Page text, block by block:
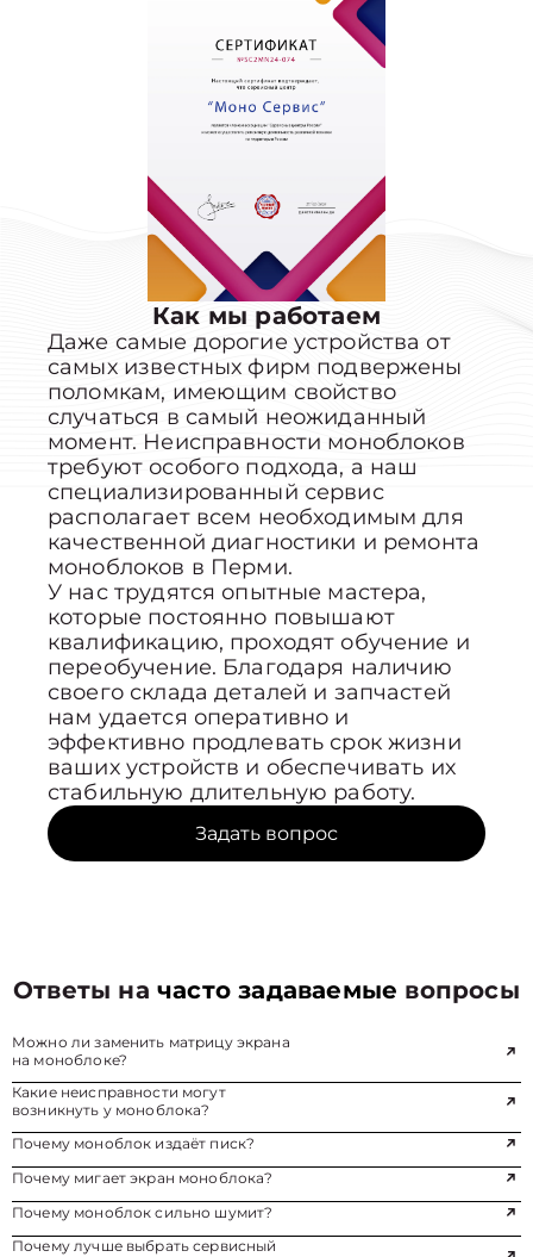
Как мы работаем
Даже самые дорогие устройства от
самых известных фирм подвержены
поломкам, имеющим свойство
случаться в самый неожиданный
момент. Неисправности моноблоков
требуют особого подхода, а наш
специализированный сервис
располагает всем необходимым для
качественной диагностики и ремонта
моноблоков в Перми.
У нас трудятся опытные мастера,
которые постоянно повышают
квалификацию, проходят обучение и
переобучение. Благодаря наличию
своего склада деталей и запчастей
нам удается оперативно и
эффективно продлевать срок жизни
ваших устройств и обеспечивать их
стабильную длительную работу.
Задать вопрос
Ответы начасто задаваемые вопросы
Можно ли заменить матрицу экрана
на моноблоке?
Какие неисправности могут
возникнуть у моноблока?
Почему моноблок издаёт писк?
Почему мигает экран моноблока?
Почему моноблок сильно шумит?
Почему лучше выбрать сервисный